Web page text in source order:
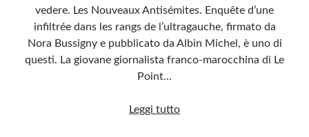
vedere. Les Nouveaux Antisémites. Enquête d’une
infiltrée dans les rangs de l’ultragauche, firmato da
Nora Bussigny e pubblicato da Albin Michel, è uno di
questi. La giovane giornalista franco-marocchina di Le
Point…
Leggi tuttoNora